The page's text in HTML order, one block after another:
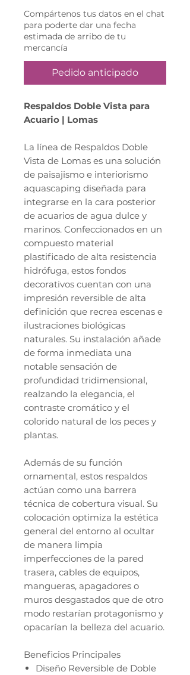
Compártenos tus datos en el chat
para poderte dar una fecha
estimada de arribo de tu
mercancía
Pedido anticipado
Respaldos Doble Vista para
Acuario | Lomas
La línea de Respaldos Doble
Vista de Lomas es una solución
de paisajismo e interiorismo
aquascaping diseñada para
integrarse en la cara posterior
de acuarios de agua dulce y
marinos. Confeccionados en un
compuesto material
plastificado de alta resistencia
hidrófuga, estos fondos
decorativos cuentan con una
impresión reversible de alta
definición que recrea escenas e
ilustraciones biológicas
naturales. Su instalación añade
de forma inmediata una
notable sensación de
profundidad tridimensional,
realzando la elegancia, el
contraste cromático y el
colorido natural de los peces y
plantas.
Además de su función
ornamental, estos respaldos
actúan como una barrera
técnica de cobertura visual. Su
colocación optimiza la estética
general del entorno al ocultar
de manera limpia
imperfecciones de la pared
trasera, cables de equipos,
mangueras, apagadores o
muros desgastados que de otro
modo restarían protagonismo y
opacarían la belleza del acuario.
Beneficios Principales
Diseño Reversible de Doble